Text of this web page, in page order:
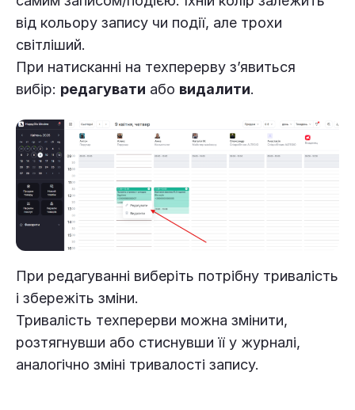
від кольору запису чи події, але трохи
світліший.
При натисканні на техперерву з’явиться
вибір: редагувати або видалити.
При редагуванні виберіть потрібну тривалість
і збережіть зміни.
Тривалість техперерви можна змінити,
розтягнувши або стиснувши її у журналі,
аналогічно зміні тривалості запису.